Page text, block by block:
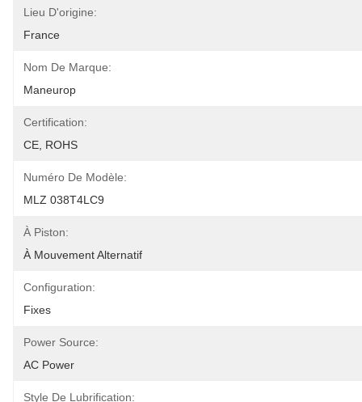
Lieu D'origine:
France
Nom De Marque:
Maneurop
Certification:
CE, ROHS
Numéro De Modèle:
MLZ 038T4LC9
À Piston:
À Mouvement Alternatif
Configuration:
Fixes
Power Source:
AC Power
Style De Lubrification: